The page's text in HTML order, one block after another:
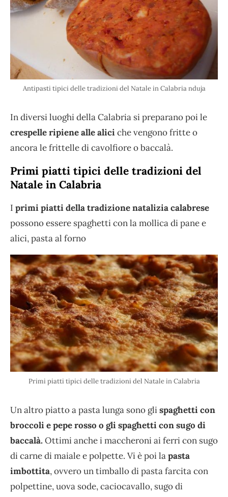
Antipasti tipici delle tradizioni del Natale in Calabria nduja
In diversi luoghi della Calabria si preparano poi le
crespelle ripiene alle aliciche vengono fritte o
ancora le frittelle di cavolfiore o baccalà.
Primi piatti tipici delle tradizioni del
Natale in Calabria
I primi piatti della tradizione natalizia calabrese
possono essere spaghetti con la mollica di pane e
alici, pasta al forno
Primi piatti tipici delle tradizioni del Natale in Calabria
Un altro piatto a pasta lunga sono glispaghetti con
broccoli e pepe rosso o gli spaghetti con sugo di
baccalà. Ottimi anche i maccheroni ai ferri con sugo
di carne di maiale e polpette. Vi è poi lapasta
imbottita, ovvero un timballo di pasta farcita con
polpettine, uova sode, caciocavallo, sugo di